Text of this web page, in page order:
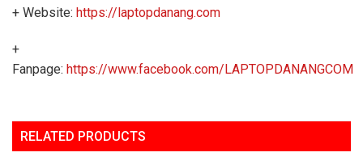
+ Website: https://laptopdanang.com
+
Fanpage: https://www.facebook.com/LAPTOPDANANGCOM
RELATED PRODUCTS